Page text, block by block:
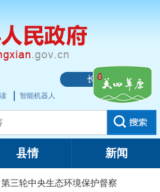
长者模式
智能机器人
县情 新闻
第三轮中央生态环境保护督察